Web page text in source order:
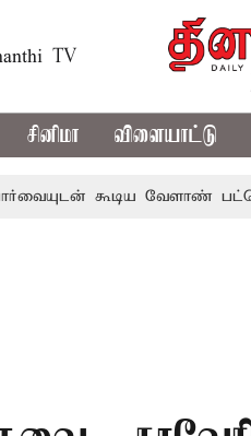
TV
சினிமா விளையாட்டு
கூடிய வேளாண் பட்ஜெட்: